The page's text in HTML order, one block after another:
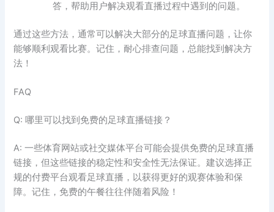
答，帮助用户解决观看直播过程中遇到的问题。
通过这些方法，通常可以解决大部分的足球直播问题，让你
能够顺利观看比赛。记住，耐心排查问题，总能找到解决方
法！
FAQ
Q: 哪里可以找到免费的足球直播链接？
A: 一些体育网站或社交媒体平台可能会提供免费的足球直播
链接，但这些链接的稳定性和安全性无法保证。建议选择正
规的付费平台观看足球直播，以获得更好的观赛体验和保
障。记住，免费的午餐往往伴随着风险！